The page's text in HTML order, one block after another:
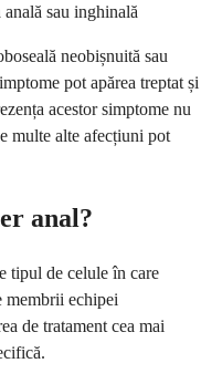
sau inghinală
neobișnuită sau
pot apărea treptat și
acestor simptome nu
multe alte afecțiuni pot
anal?
tipul de celule în care
membrii echipei
de tratament cea mai